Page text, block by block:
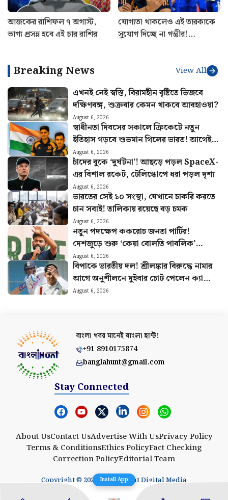
আজকের রাশিফল ৭ অগাস্ট,
ভাগ্য প্রসন্ন হবে এই চার রাশির
যোগ্যতা থাকলেও এই তারকাকে
সুযোগ দিচ্ছে না গম্ভীর!
Breaking News View All
এখনই নেই স্বস্তি, বিরামহীন বৃষ্টিতে ভিজবে
দক্ষিণবঙ্গ, শুক্রবার কেমন থাকবে আবহাওয়া?
August 6, 2026
স্বাধীনতা দিবসের সকালে ক্রিকেটে নতুন
ইতিহাস গড়বে শুভমান গিলের ভারত! আগেই
হুঙ্কার ছাড়লেন গম্ভীর
August 6, 2026
চাঁদের বুকে ‘দুর্ঘটনা’! আছড়ে পড়ল SpaceX-
এর বিশাল রকেট, টেলিস্কোপে ধরা পড়ল দৃশ্য
August 6, 2026
ভারতের সেই ১০ সংস্থা, যেখানে চাকরি করতে
চান সবাই! তালিকায় রয়েছে বড় চমক
August 6, 2026
নতুন পদক্ষেপ ককরোচ জনতা পার্টির!
দেশজুড়ে শুরু ‘কেয়া বোলতি পাবলিক’
কর্মসূচি, ঘোষণা অভিজিতের
August 6, 2026
বিপাকে ভারতীয় দল! শ্রীলঙ্কার বিরুদ্ধে নামার
আগে অনুশীলনে দুইবার চোট পেলেন ক্যাপ্টেন
শুভমান গিল
August 6, 2026
বাংলা খবর মানেইবাংলা হান্ট!
+91 8910175874
banglahunt@gmail.com
Stay Connected
About UsContact UsAdvertise With UsPrivacy Policy
Terms & ConditionsEthics PolicyFact Checking
Correction PolicyEditorial Team
Copyright © 2025 Banglahunt Digital Media
Install App